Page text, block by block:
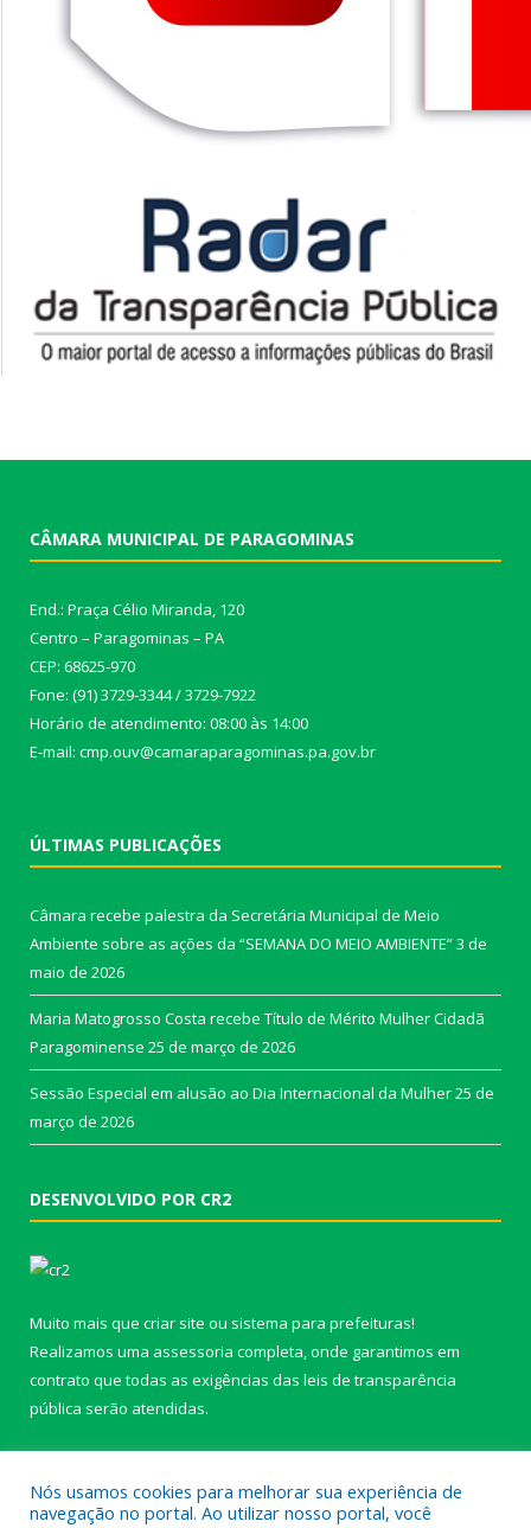
CÂMARA MUNICIPAL DE PARAGOMINAS
End.: Praça Célio Miranda, 120
Centro – Paragominas – PA
CEP: 68625-970
Fone: (91) 3729-3344 / 3729-7922
Horário de atendimento: 08:00 às 14:00
E-mail: cmp.ouv@camaraparagominas.pa.gov.br
ÚLTIMAS PUBLICAÇÕES
Câmara recebe palestra da Secretária Municipal de Meio
Ambiente sobre as ações da “SEMANA DO MEIO AMBIENTE”3 de
maio de 2026
Maria Matogrosso Costa recebe Título de Mérito Mulher Cidadã
Paragominense 25 de março de 2026
Sessão Especial em alusão ao Dia Internacional da Mulher25 de
março de 2026
DESENVOLVIDO POR CR2
Muito mais que criar site ou sistema para prefeituras!
Realizamos uma assessoria completa, onde garantimos em
contrato que todas as exigências das leis de transparência
pública serão atendidas.
Nós usamos cookies para melhorar sua experiência de
navegação no portal. Ao utilizar nosso portal, você